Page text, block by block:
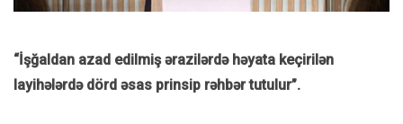
“İşğaldan azad edilmiş ərazilərdə həyata keçirilən
layihələrdə dörd əsas prinsip rəhbər tutulur”.